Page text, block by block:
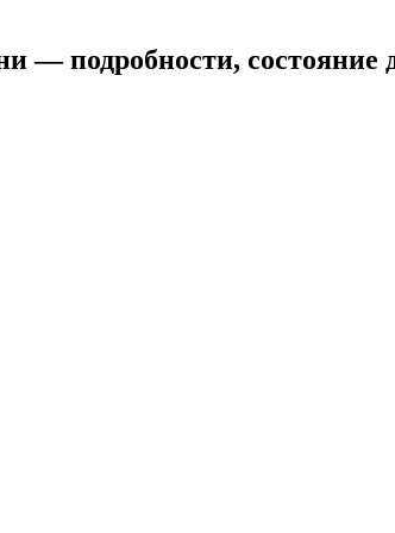
— подробности, состояние